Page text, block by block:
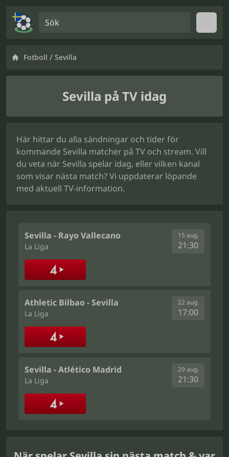
Fotboll / Sevilla
Sevilla på TV idag
Här hittar du alla sändningar och tider för
kommande Sevilla matcher på TV och stream. Vill
du veta när Sevilla spelar idag, eller vilken kanal
som visar nästa match? Vi uppdaterar löpande
med aktuell TV-information.
Sevilla - Rayo Vallecano
La Liga
15 aug.
21:30
Athletic Bilbao - Sevilla
La Liga
22 aug.
17:00
Sevilla - Atlético Madrid
La Liga
29 aug.
21:30